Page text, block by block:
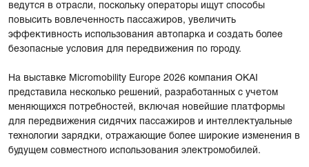
ведутся в отрасли, поскольку операторы ищут способы
повысить вовлеченность пассажиров, увеличить
эффективность использования автопарка и создать более
безопасные условия для передвижения по городу.
На выставке Micromobility Europe 2026 компания OKAI
представила несколько решений, разработанных с учетом
меняющихся потребностей, включая новейшие платформы
для передвижения сидячих пассажиров и интеллектуальные
технологии зарядки, отражающие более широкие изменения в
будущем совместного использования электромобилей.